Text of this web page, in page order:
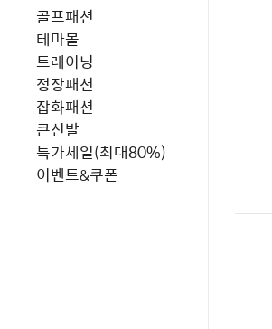
골프패션
테마몰
트레이닝
정장패션
잡화패션
큰신발
특가세일(최대80%)
이벤트&쿠폰